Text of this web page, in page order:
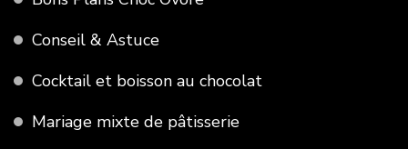
Conseil & Astuce
Cocktail et boisson au chocolat
Mariage mixte de pâtisserie